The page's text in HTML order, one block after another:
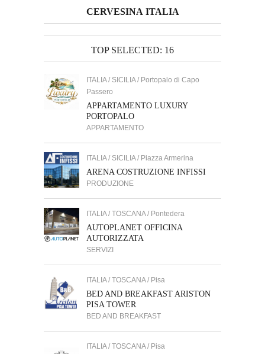
CERVESINA ITALIA
TOP SELECTED: 16
ITALIA / SICILIA / Portopalo di Capo
Passero
APPARTAMENTO LUXURY
PORTOPALO
APPARTAMENTO
ITALIA / SICILIA / Piazza Armerina
ARENA COSTRUZIONE INFISSI
PRODUZIONE
ITALIA / TOSCANA / Pontedera
AUTOPLANET OFFICINA
AUTORIZZATA
SERVIZI
ITALIA / TOSCANA / Pisa
BED AND BREAKFAST ARISTON
PISA TOWER
BED AND BREAKFAST
ITALIA / TOSCANA / Pisa